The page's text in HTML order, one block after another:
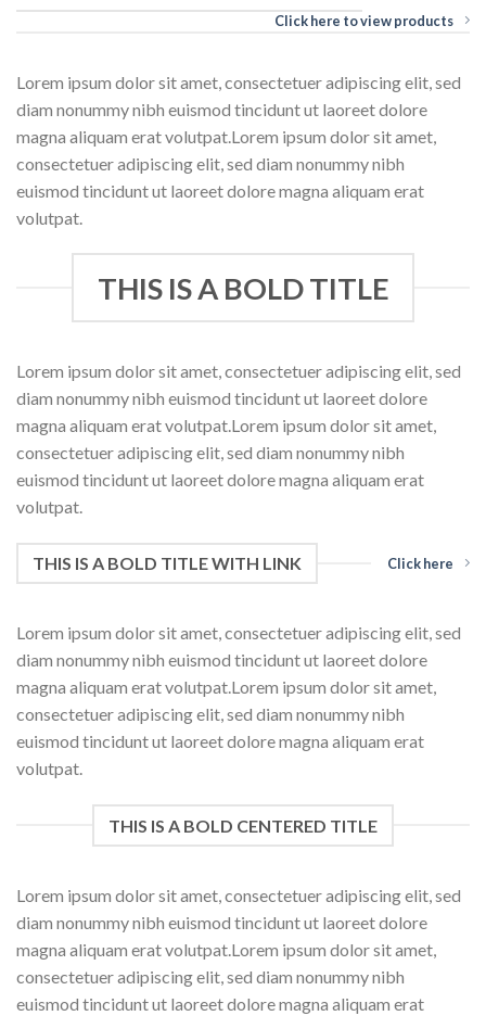
Click here to view products
Lorem ipsum dolor sit amet, consectetuer adipiscing elit, sed
diam nonummy nibh euismod tincidunt ut laoreet dolore
magna aliquam erat volutpat.Lorem ipsum dolor sit amet,
consectetuer adipiscing elit, sed diam nonummy nibh
euismod tincidunt ut laoreet dolore magna aliquam erat
volutpat.
THIS IS A BOLD TITLE
Lorem ipsum dolor sit amet, consectetuer adipiscing elit, sed
diam nonummy nibh euismod tincidunt ut laoreet dolore
magna aliquam erat volutpat.Lorem ipsum dolor sit amet,
consectetuer adipiscing elit, sed diam nonummy nibh
euismod tincidunt ut laoreet dolore magna aliquam erat
volutpat.
THIS IS A BOLD TITLE WITH LINK Click here
Lorem ipsum dolor sit amet, consectetuer adipiscing elit, sed
diam nonummy nibh euismod tincidunt ut laoreet dolore
magna aliquam erat volutpat.Lorem ipsum dolor sit amet,
consectetuer adipiscing elit, sed diam nonummy nibh
euismod tincidunt ut laoreet dolore magna aliquam erat
volutpat.
THIS IS A BOLD CENTERED TITLE
Lorem ipsum dolor sit amet, consectetuer adipiscing elit, sed
diam nonummy nibh euismod tincidunt ut laoreet dolore
magna aliquam erat volutpat.Lorem ipsum dolor sit amet,
consectetuer adipiscing elit, sed diam nonummy nibh
euismod tincidunt ut laoreet dolore magna aliquam erat